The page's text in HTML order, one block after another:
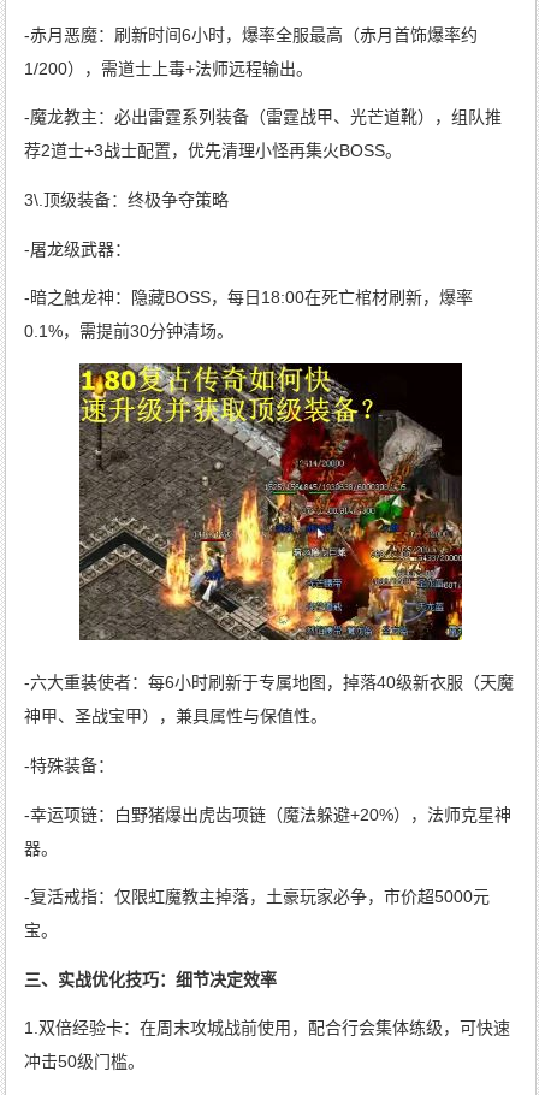
-赤月恶魔：刷新时间6小时，爆率全服最高（赤月首饰爆率约
1/200），需道士上毒+法师远程输出。
-魔龙教主：必出雷霆系列装备（雷霆战甲、光芒道靴），组队推
荐2道士+3战士配置，优先清理小怪再集火BOSS。
3\.顶级装备：终极争夺策略
-屠龙级武器：
-暗之触龙神：隐藏BOSS，每日18:00在死亡棺材刷新，爆率
0.1%，需提前30分钟清场。
-六大重装使者：每6小时刷新于专属地图，掉落40级新衣服（天魔
神甲、圣战宝甲），兼具属性与保值性。
-特殊装备：
-幸运项链：白野猪爆出虎齿项链（魔法躲避+20%），法师克星神
器。
-复活戒指：仅限虹魔教主掉落，土豪玩家必争，市价超5000元
宝。
三、实战优化技巧：细节决定效率
1.双倍经验卡：在周末攻城战前使用，配合行会集体练级，可快速
冲击50级门槛。